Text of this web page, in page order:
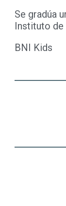
Se gradúa
Instituto de
BNI Kids